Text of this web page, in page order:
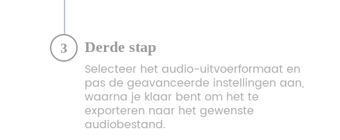
3 Derde stap
Selecteer het audio-uitvoerformaat en
pas de geavanceerde instellingen aan,
waarna je klaar bent om het te
exporteren naar het gewenste
audiobestand.